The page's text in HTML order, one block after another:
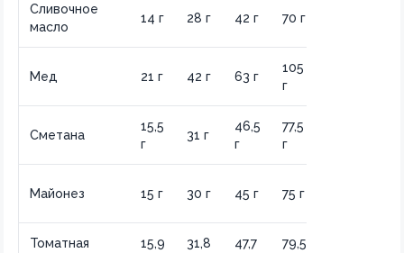
Сливочное
масло
14 г 28 г 42 г 70 г
Мед 21 г 42 г 63 г
105
г
Сметана
15,5
г
31 г
46,5
г
77,5
г
Майонез 15 г 30 г 45 г 75 г
Томатная
15,9
31,8
47,7
79,5